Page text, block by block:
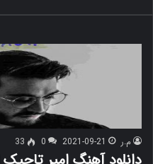
م.ر 2021-09-21
0
33